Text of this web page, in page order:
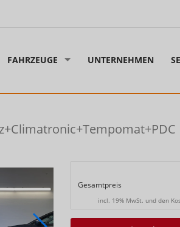
FAHRZEUGE UNTERNEHMEN
Gesamtpreis
incl. 19% MwSt. und den